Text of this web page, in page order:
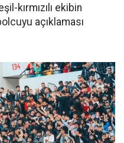
kırmızılı ekibin
açıklaması